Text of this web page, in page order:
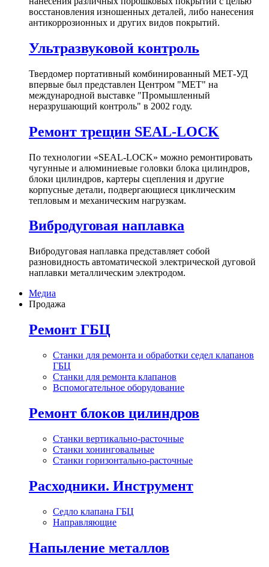
восстановления изношенных деталей, либо нанесения
антикоррозионных и других видов покрытий.
Ультразвуковой контроль
Твердомер портативный комбинированный МЕТ-УД
впервые был представлен Центром "МЕТ" на
международной выставке "Промышленный
неразрушающий контроль" в 2002 году.
Ремонт трещин SEAL-LOCK
По технологии «SEAL-LOCK» можно ремонтировать
чугунные и алюминиевые головки блока цилиндров,
блоки цилиндров, картеры сцепления и другие
корпусные детали, подвергающиеся циклическим
тепловым и механическим нагрузкам.
Вибродуговая наплавка
Вибродуговая наплавка представляет собой
разновидность автоматической электрической дуговой
наплавки металлическим электродом.
Медиа
Продажа
Ремонт ГБЦ
Станки для ремонта и обработки седел клапанов
ГБЦ
Станки для ремонта клапанов
Вспомогательное оборудование
Ремонт блоков цилиндров
Станки вертикально-расточные
Станки хонинговальные
Станки горизонтально-расточные
Расходники. Инструмент
Седло клапана ГБЦ
Направляющие
Напыление металлов